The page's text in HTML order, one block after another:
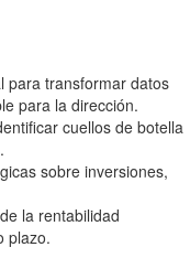
para transformar datos
para la dirección.
cuellos de botella
sobre inversiones,
la rentabilidad
plazo.